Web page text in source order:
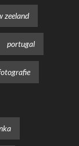
zeeland
portugal